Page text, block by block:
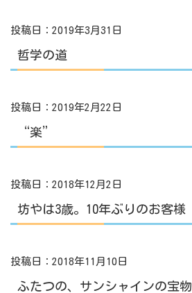
投稿日：2019年3月31日
哲学の道
投稿日：2019年2月22日
“楽”
投稿日：2018年12月2日
坊やは3歳。10年ぶりのお客様
投稿日：2018年11月10日
ふたつの、サンシャインの宝物